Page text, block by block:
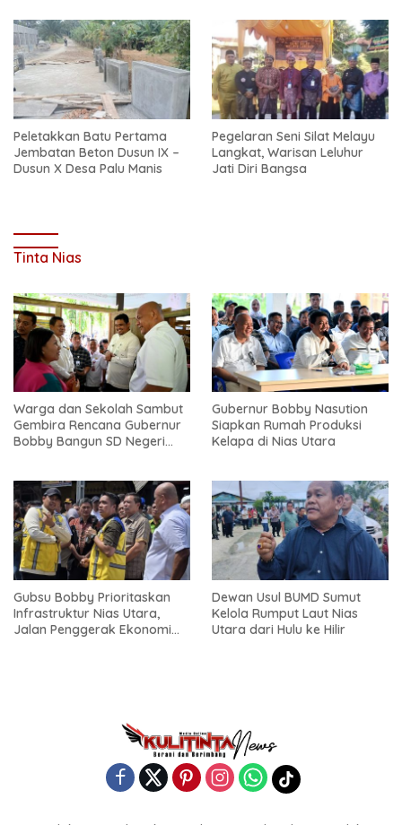
Peletakkan Batu Pertama
Jembatan Beton Dusun IX –
Dusun X Desa Palu Manis
Pegelaran Seni Silat Melayu
Langkat, Warisan Leluhur
Jati Diri Bangsa
Tinta Nias
Warga dan Sekolah Sambut
Gembira Rencana Gubernur
Bobby Bangun SD Negeri
Gubernur Bobby Nasution
Siapkan Rumah Produksi
Kelapa di Nias Utara
Gubsu Bobby Prioritaskan
Infrastruktur Nias Utara,
Jalan Penggerak Ekonomi
Dewan Usul BUMD Sumut
Kelola Rumput Laut Nias
Utara dari Hulu ke Hilir